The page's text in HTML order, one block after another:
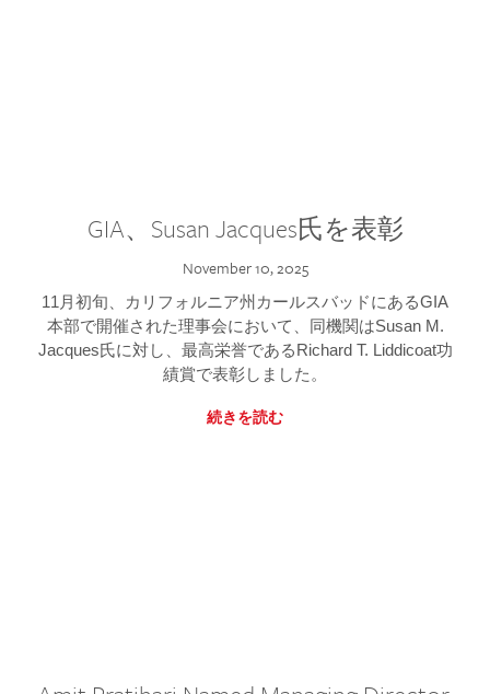
GIA、Susan Jacques氏を表彰
November 10, 2025
11月初旬、カリフォルニア州カールスバッドにあるGIA
本部で開催された理事会において、同機関はSusan M.
Jacques氏に対し、最高栄誉であるRichard T. Liddicoat功
績賞で表彰しました。
続きを読む